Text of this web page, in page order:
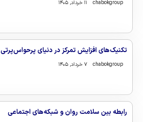
chabokgroup ۱۱ خرداد, ۱۴۰۵
تکنیک‌های افزایش تمرکز در دنیای پرحواس‌پرتی
chabokgroup ۷ خرداد, ۱۴۰۵
رابطه بین سلامت روان و شبکه‌های اجتماعی